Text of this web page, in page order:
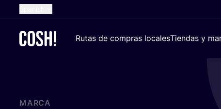
Dutch
Croatian
Rutas de compras localesTiendas y
MARCA